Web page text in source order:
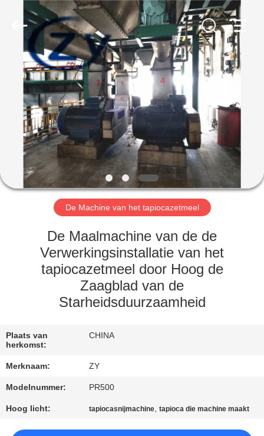
HUIS
PRODUCTEN
ONGEVEER
DE
V.S.
FABRIEKSREIS
KWALITEITSCONTROLE
CONTACTEER
NIEUWS
VERZOEK
CITAAT
Engineering
Reserved.
De Machine van het tapiocazetmeel
De Maalmachine van de de
Verwerkingsinstallatie van het
tapiocazetmeel door Hoog de
Zaagblad van de
Starheidsduurzaamheid
Plaats van
herkomst:
CHINA
Merknaam: ZY
Modelnummer: PR500
Hoog licht: tapiocasnijmachine,tapioca die machine maakt